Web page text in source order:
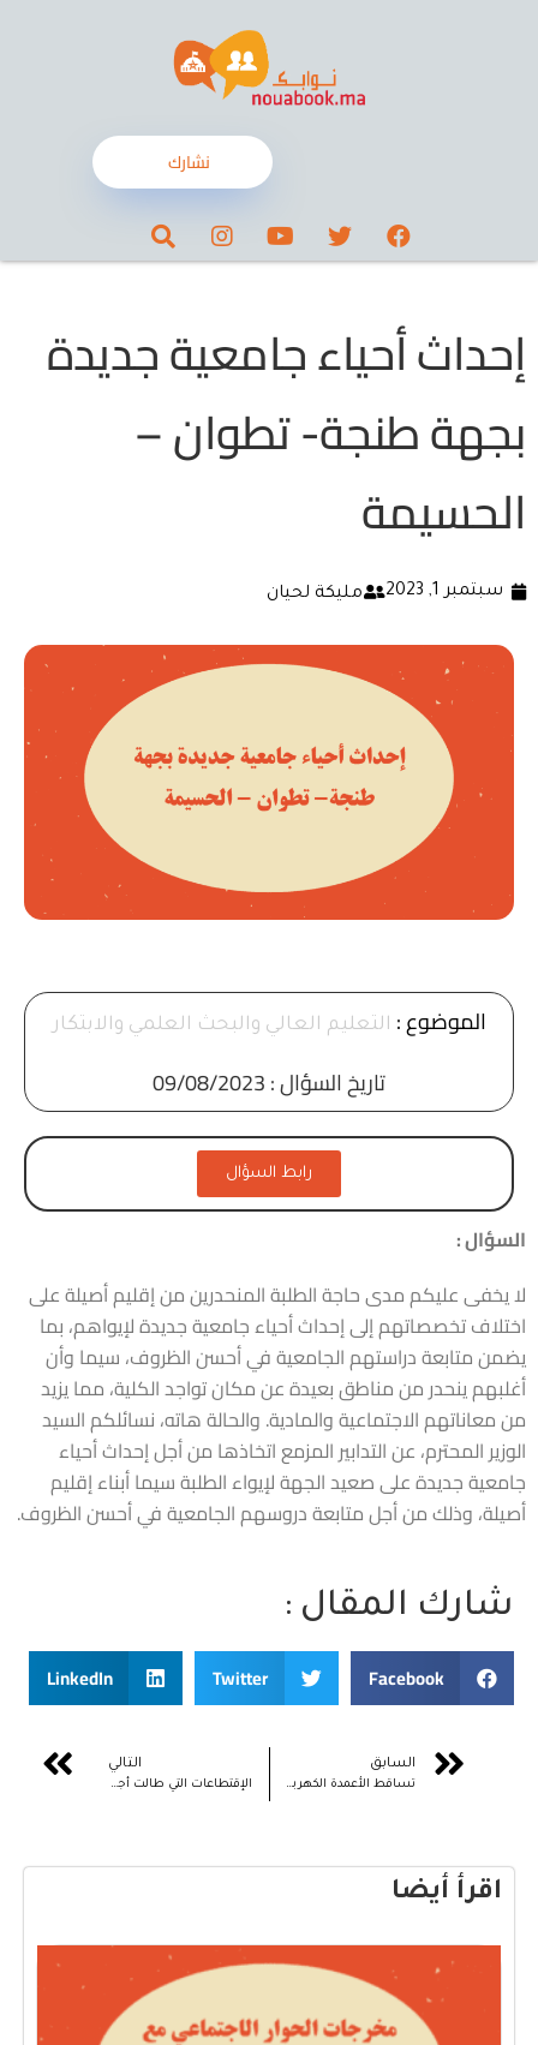
نشارك
إحداث أحياء جامعية جديدة
بجهة طنجة- تطوان –
الحسيمة
سبتمبر 1, 2023 مليكة لحيان
الموضوع : التعليم العالي والبحث العلمي والابتكار
تاريخ السؤال : 09/08/2023
رابط السؤال
السؤال :
لا يخفى عليكم مدى حاجة الطلبة المنحدرين من إقليم أصيلة على
اختلاف تخصصاتهم إلى إحداث أحياء جامعية جديدة لإيواهم، بما
يضمن متابعة دراستهم الجامعية في أحسن الظروف، سيما وأن
أغلبهم ينحدر من مناطق بعيدة عن مكان تواجد الكلية، مما يزيد
من معاناتهم الاجتماعية والمادية. والحالة هاته، نسائلكم السيد
الوزير المحترم، عن التدابير المزمع اتخاذها من أجل إحداث أحياء
جامعية جديدة على صعيد الجهة لإيواء الطلبة سيما أبناء إقليم
أصيلة، وذلك من أجل متابعة دروسهم الجامعية في أحسن الظروف.
شارك المقال :
Facebook
Twitter
LinkedIn
السابق
تساقط الأعمدة الكهربائية ببعض الجماعات بإقليم أصيلة
التالي
الإقتطاعات التي طالت أجور أطر الإدارة التربوية
اقرأ أيضا